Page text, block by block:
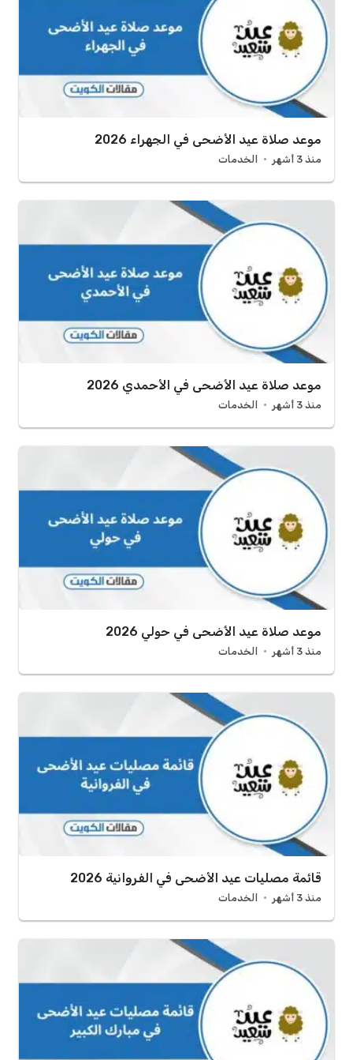
موعد صلاة عيد الأضحى في الجهراء 2026
منذ 3 أشهر الخدمات
موعد صلاة عيد الأضحى في الأحمدي 2026
منذ 3 أشهر الخدمات
موعد صلاة عيد الأضحى في حولي 2026
منذ 3 أشهر الخدمات
قائمة مصليات عيد الأضحى في الفروانية 2026
منذ 3 أشهر الخدمات